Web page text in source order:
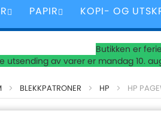
PAPIR KOPI- OG
Butikken er
utsending av varer er mandag 10.
BLEKKPATRONER HP HP